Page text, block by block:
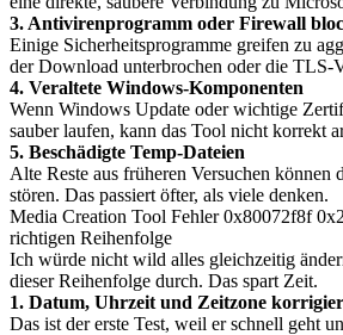
3. Antivirenprogramm oder Firewall
Einige Sicherheitsprogramme greifen zu
der Download unterbrochen oder die TLS-
4. Veraltete Windows-Komponenten
Wenn Windows Update oder wichtige
sauber laufen, kann das Tool nicht korrekt
5. Beschädigte Temp-Dateien
Alte Reste aus früheren Versuchen können
stören. Das passiert öfter, als viele denken.
Media Creation Tool Fehler 0x80072f8f
richtigen Reihenfolge
Ich würde nicht wild alles gleichzeitig
dieser Reihenfolge durch. Das spart Zeit.
1. Datum, Uhrzeit und Zeitzone
Das ist der erste Test, weil er schnell geht